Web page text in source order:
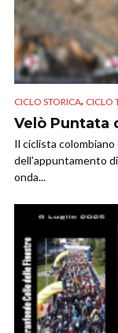
CICLO STORICA, CICLO
Velò Puntata
Il ciclista colombiano
dell’appuntamento
onda...